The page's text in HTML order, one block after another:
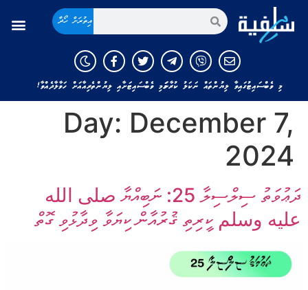
އިތުރަށް ހޯދާ
މި ވެބްސައިޓުގައިވާ ލިޔުންތައް ނަކަލު ކުރާނަމަ މި ވެބްސައިޓަށާއި ލިޔުންތެރިއާއަށް ހަވާލާދެއްވާ!
Day: December 7,
2024
ދަޢުވަތު ސިލްސިލާ 25: ނަބިއްޔާ صلى الله
عليه وسلم ކީރިތި ޤުރުއާން ކިޔަވާ ވިދާޅުވި ގޮތް